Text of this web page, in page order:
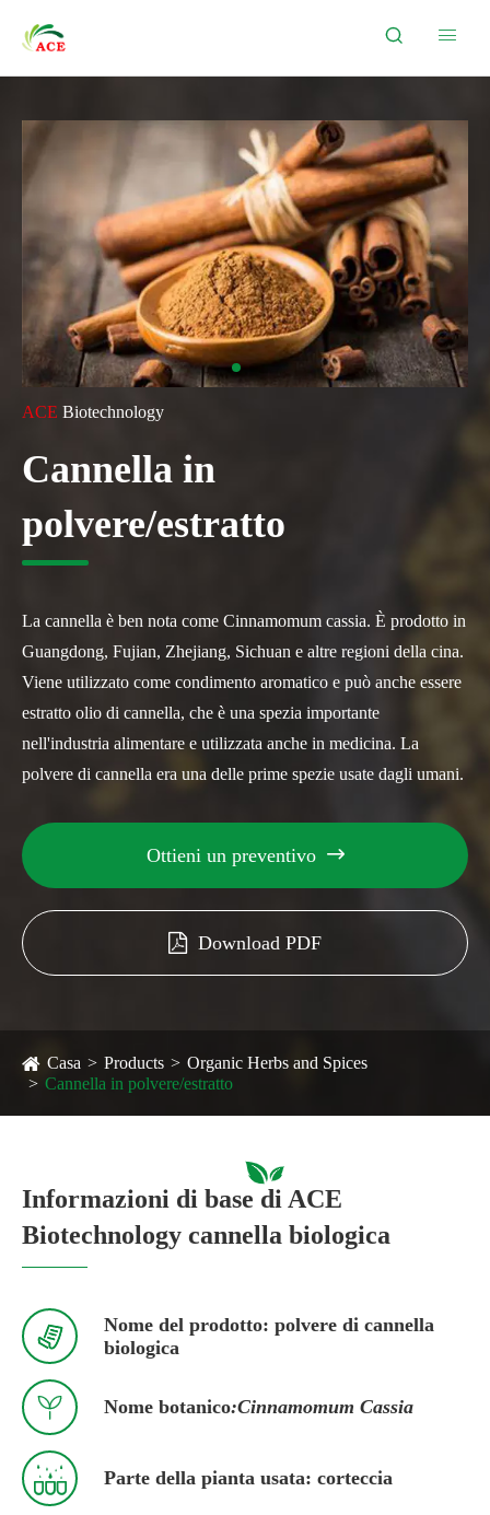
 
ACE Biotechnology
Cannella in
polvere/estratto
La cannella è ben nota come Cinnamomum cassia. È prodotto in
Guangdong, Fujian, Zhejiang, Sichuan e altre regioni della cina.
Viene utilizzato come condimento aromatico e può anche essere
estratto olio di cannella, che è una spezia importante
nell'industria alimentare e utilizzata anche in medicina. La
polvere di cannella era una delle prime spezie usate dagli umani.
Ottieni un preventivo 
Download PDF
Casa Products
Organic Herbs and Spices
Cannella in polvere/estratto
Informazioni di base di ACE
Biotechnology cannella biologica

Nome del prodotto: polvere di cannella
biologica
 Nome botanico:Cinnamomum Cassia
 Parte della pianta usata: corteccia